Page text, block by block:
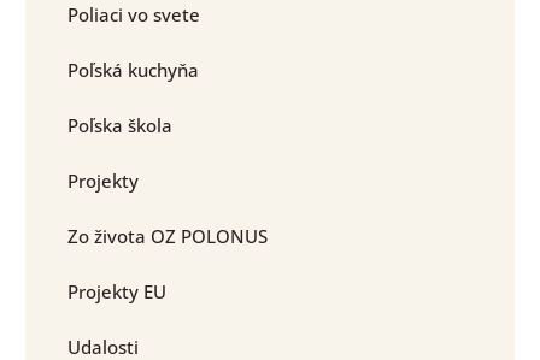
Poliaci vo svete
Poľská kuchyňa
Poľska škola
Projekty
Zo života OZ POLONUS
Projekty EU
Udalosti